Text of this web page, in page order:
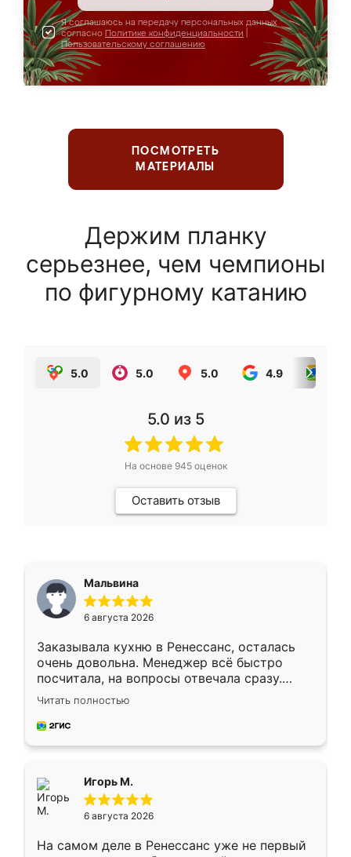
Я соглашаюсь на передачу персональных данных
согласно Политике конфиденциальности
Пользовательскому соглашению
ПОСМОТРЕТЬ
МАТЕРИАЛЫ
Держим планку
серьезнее, чем чемпионы
по фигурному катанию
5.0 5.0 5.0 4.9
5.0 из 5
На основе 945оценок
Оставить отзыв
Мальвина
6 августа 2026
Заказывала кухню в Ренессанс, осталась
очень довольна. Менеджер всё быстро
посчитала, на вопросы отвечала сразу.
Замерщик приехал в субботу, подошёл к
делу со всей ответственностью. Собрали
за день, ребята работали аккуратно, даже
Читать полностью
Игорь М.
6 августа 2026
На самом деле в Ренессанс уже не первый